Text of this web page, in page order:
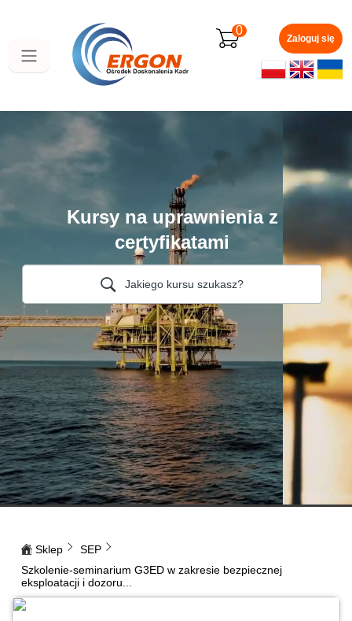
zawartości
0
Zaloguj się
Kursy na uprawnienia z
certyfikatami
Jakiego kursu szukasz?
Sklep
SEP
Szkolenie-seminarium G3ED w zakresie bezpiecznej
eksploatacji i dozoru...